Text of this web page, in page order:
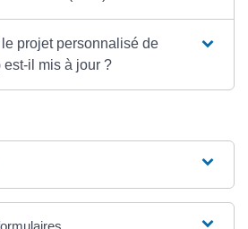
projet personnalisé de
il mis à jour ?